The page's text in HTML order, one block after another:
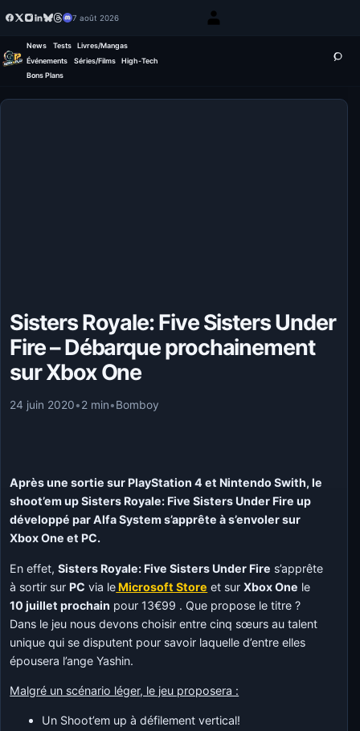
7 août 2026
News Tests
Livres/Mangas
Événements
Séries/Films
High-Tech
Bons Plans
Sisters Royale: Five Sisters Under
Fire – Débarque prochainement
sur Xbox One
24 juin 2020•2 min•Bomboy
Après une sortie sur PlayStation 4 et Nintendo Swith, le
shoot’em up Sisters Royale: Five Sisters Under Fire up
développé par Alfa System s’apprête à s’envoler sur
Xbox One et PC.
En effet,Sisters Royale: Five Sisters Under Fire s’apprête
à sortir sur PC via leMicrosoft Store et surXbox One le
10 juillet prochain pour 13€99 . Que propose le titre ?
Dans le jeu nous devons choisir entre cinq sœurs au talent
unique qui se disputent pour savoir laquelle d’entre elles
épousera l’ange Yashin.
Malgré un scénario léger, le jeu proposera :
Un Shoot’em up à défilement vertical!